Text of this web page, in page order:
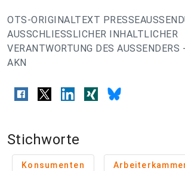
OTS-ORIGINALTEXT
AUSSCHLIESSLICHER INHALTLICHER
VERANTWORTUNG DES AUSSENDERS
AKN
Stichworte
Konsumenten